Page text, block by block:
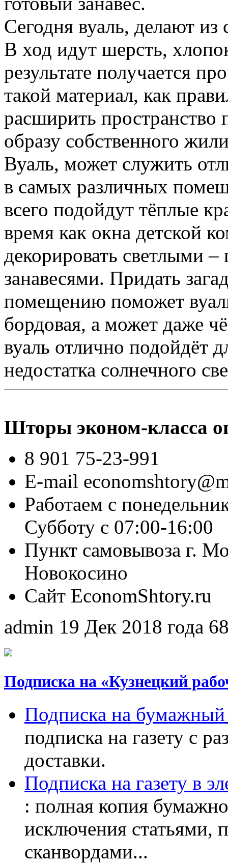
Сегодня вуаль, делают
В ход идут шерсть,
результате получается
такой материал, как
расширить пространство
образу собственного
Вуаль, может служить
в самых различных
всего подойдут тёплые
время как окна детской
декорировать светлыми
занавесями. Придать
помещению поможет
бордовая, а может даже
вуаль отлично подойдёт
недостатка солнечного
Шторы эконом-класса
8 901 75-23-991
E-mail
Работаем с
Субботу с 07:00-16:00
Пункт самовывоза г.
Новокосино
Сайт EconomShtory.ru
admin 19 Дек 2018 года
Подписка на «Кузнецкий
Подписка на бумажный
подписка на газету с
доставки.
Подписка на газету в
: полная копия
исключения статьями,
сканвордами...